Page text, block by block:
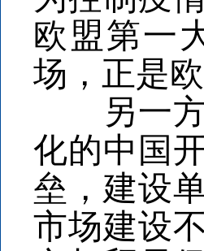
欧盟第一
场，正是
另一方
化的中国
垒，建设
市场建设